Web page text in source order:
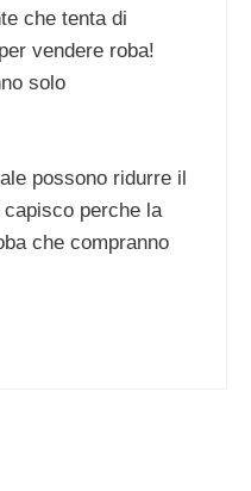
che tenta di
vendere roba!
solo
possono ridurre il
perche la
che compranno